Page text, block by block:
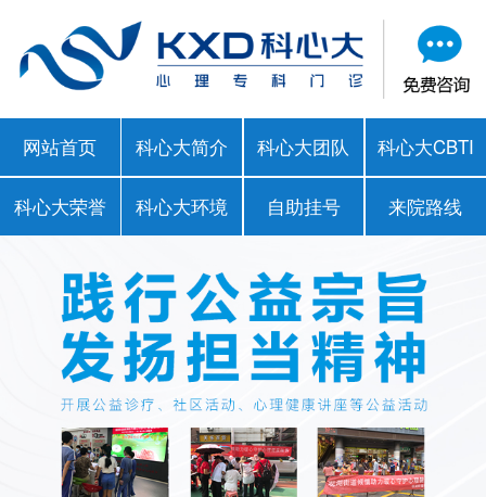
网站首页 科心大简介 科心大团队 科心大CBTI
科心大荣誉 科心大环境 自助挂号 来院路线